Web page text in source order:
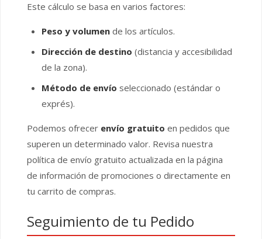
Este cálculo se basa en varios factores:
Peso y volumen de los artículos.
Dirección de destino (distancia y accesibilidad
de la zona).
Método de envío seleccionado (estándar o
exprés).
Podemos ofrecer envío gratuito en pedidos que
superen un determinado valor. Revisa nuestra
política de envío gratuito actualizada en la página
de información de promociones o directamente en
tu carrito de compras.
Seguimiento de tu Pedido